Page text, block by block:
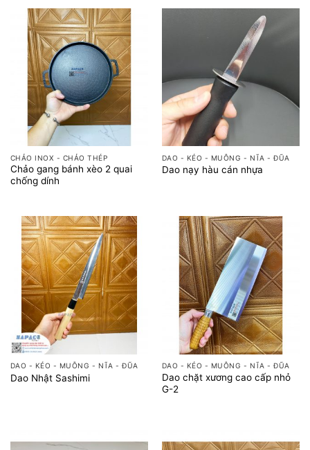
CHẢO INOX - CHẢO THÉP
Chảo gang bánh xèo 2 quai
chống dính
DAO - KÉO - MUỖNG - NĨA - ĐŨA
Dao nạy hàu cán nhựa
DAO - KÉO - MUỖNG - NĨA - ĐŨA
Dao Nhật Sashimi
DAO - KÉO - MUỖNG - NĨA - ĐŨA
Dao chặt xương cao cấp nhỏ
G-2